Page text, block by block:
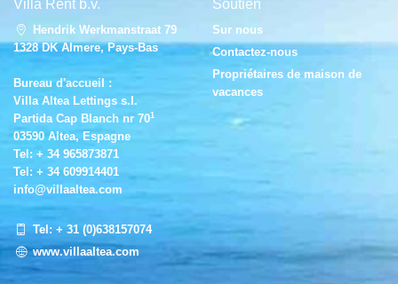
Vues
Supplémentaire
Villa Rent b.v.
Hendrik Werkmanstraat 79
1328 DK Almere, Pays-Bas
Bureau d'accueil :
Villa Altea Lettings s.l.
Partida Cap Blanch nr 701
03590 Altea, Espagne
Tel: + 34 965873871
Tel: + 34 609914401
info@villaaltea.com
Tel: + 31 (0)638157074
www.villaaltea.com
Soutien
Sur nous
Contactez-nous
Propriétaires de maison de
vacances